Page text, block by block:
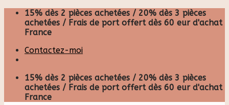
Skip
content
15% dès 2 pièces achetées / 20% dès 3 pièces
achetées / Frais de port offert dès 60 eur d'achat
France
Contactez-moi
15% dès 2 pièces achetées / 20% dès 3 pièces
achetées / Frais de port offert dès 60 eur d'achat
France